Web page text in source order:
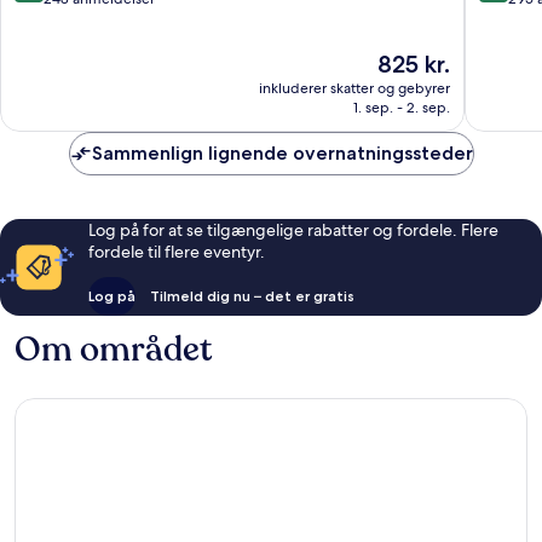
Prisen
er
825 kr.
825 kr.
inkluderer skatter og gebyrer
1. sep. - 2. sep.
Sammenlign lignende overnatningssteder
Log på for at se tilgængelige rabatter og fordele. Flere
fordele til flere eventyr.
Log på Tilmeld dig nu – det er gratis
Om området